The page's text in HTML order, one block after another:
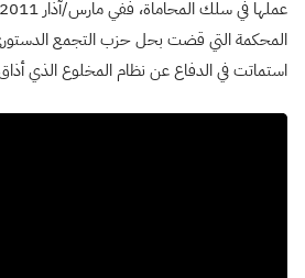
المحكمة التي قضت بحل حزب التجمع
استماتت في الدفاع عن نظام المخلوع الذي